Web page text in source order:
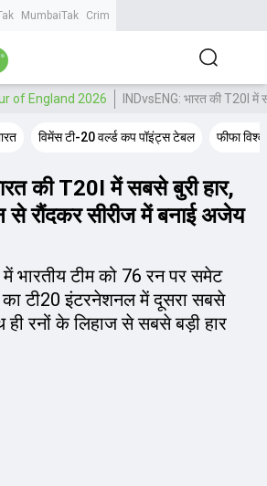
MumbaiTak CrimeTak
of England 2026 INDvsENG: भारत की T20I
विमेंस टी-20 वर्ल्ड कप पॉइंट्स टेबल फीफा
की T20I में सबसे बुरी हार,
रौंदकर सीरीज में बनाई अजेय
भारतीय टीम को 76 रन पर समेट
का टी20 इंटरनेशनल में दूसरा सबसे
ही रनों के लिहाज से सबसे बड़ी हार